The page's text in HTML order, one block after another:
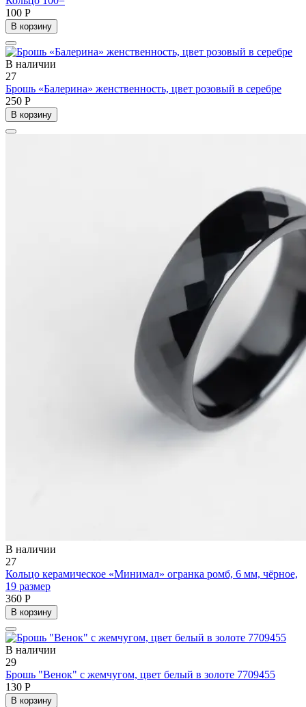
100 Р
В корзину
В наличии
27
Брошь «Балерина» женственность, цвет розовый в серебре
250 Р
В корзину
В наличии
27
Кольцо керамическое «Минимал» огранка ромб, 6 мм, чёрное,
19 размер
360 Р
В корзину
В наличии
29
Брошь "Венок" с жемчугом, цвет белый в золоте 7709455
130 Р
В корзину